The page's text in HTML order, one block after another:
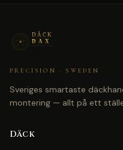
PRECISION · SWEDEN
Sveriges smartaste
montering — allt på ett
Däck